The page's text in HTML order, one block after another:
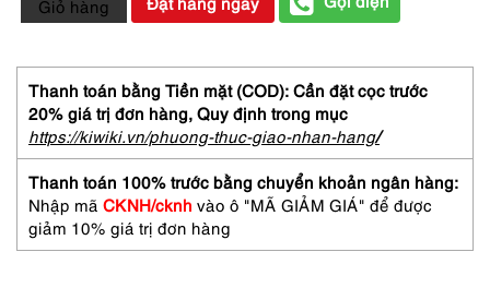
Túi
chéo-
CARTIER
Bordeaux
Leather
Must
de
Cartier
crossbody
bag
Giỏ hàng
Thanh toán bằng Tiền mặt (COD): Cần đặt cọc trước
20% giá trị đơn hàng, Quy định trong mục
https://kiwiki.vn/phuong-thuc-giao-nhan-hang/
Thanh toán 100% trước bằng chuyển khoản ngân hàng:
Nhập mã CKNH/cknh vào ô "MÃ GIẢM GIÁ" để được
giảm 10% giá trị đơn hàng